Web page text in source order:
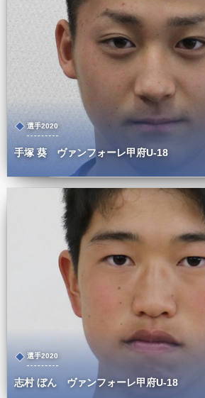
選手2020
手塚 葵 ヴァンフォーレ甲府U-18
選手2020
志村 ぼん ヴァンフォーレ甲府U-18